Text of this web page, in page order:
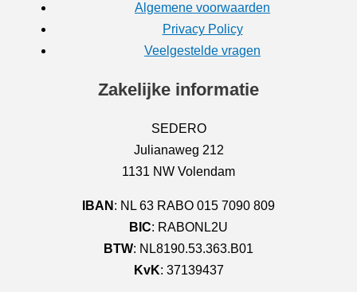
Algemene voorwaarden
Privacy Policy
Veelgestelde vragen
Zakelijke informatie
SEDERO
Julianaweg 212
1131 NW Volendam
IBAN : NL 63 RABO 015 7090 809
BIC: RABONL2U
BTW: NL8190.53.363.B01
KvK: 37139437